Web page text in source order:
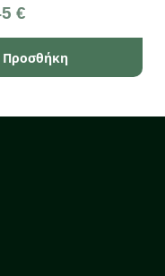
€
Προσθήκη